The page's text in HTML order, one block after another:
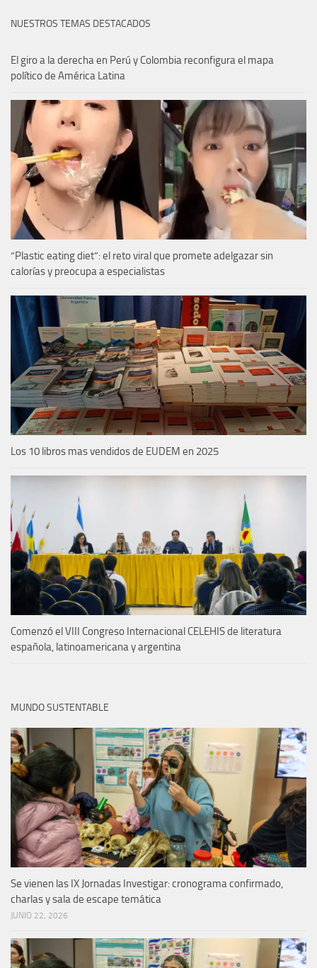
NUESTROS TEMAS DESTACADOS
El giro a la derecha en Perú y Colombia reconfigura el mapa
político de América Latina
“Plastic eating diet”: el reto viral que promete adelgazar sin
calorías y preocupa a especialistas
Los 10 libros mas vendidos de EUDEM en 2025
Comenzó el VIII Congreso Internacional CELEHIS de literatura
española, latinoamericana y argentina
MUNDO SUSTENTABLE
Se vienen las IX Jornadas Investigar: cronograma confirmado,
charlas y sala de escape temática
JUNIO 22, 2026